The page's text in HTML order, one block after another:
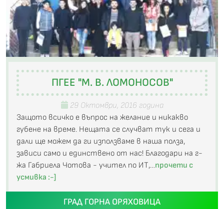
ПГЕЕ "М. В. ЛОМОНОСОВ"
29 Октомври, 2016 година
Защото всичко е въпрос на желание и никакво
губене на време. Нещата се случват тук и сега и
дали ще можем да ги използваме в наша полза,
зависи само и единствено от нас! Благодари на г-
жа Габриела Чотова - учител по ИТ,…прочети с
усмивка :-]
ГРАД ГОРНА ОРЯХОВИЦА